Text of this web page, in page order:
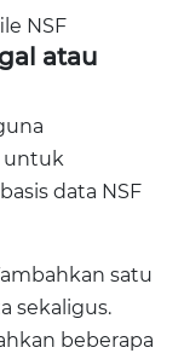
atau
untuk
data NSF
satu
sekaligus.
beberapa